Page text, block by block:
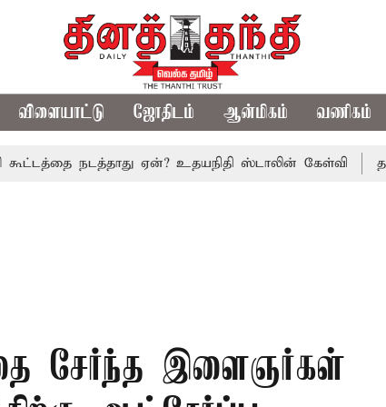
விளையாட்டு ஜோதிடம் ஆன்மிகம் வணிகம்
நடத்தாது ஏன்? உதயநிதி ஸ்டாலின் கேள்வி த.வெ.க.
சேர்ந்த இளைஞர்கள்